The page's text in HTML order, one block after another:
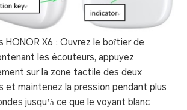
HONOR X6 : Ouvrez le boîtier de
les écouteurs, appuyez
sur la zone tactile des deux
et maintenez la pression pendant plus
jusqu’à ce que le voyant blanc